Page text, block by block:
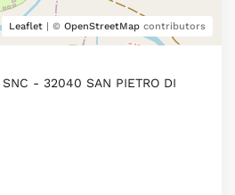
Leaflet | © OpenStreetMap contributors
SNC - 32040 SAN PIETRO DI